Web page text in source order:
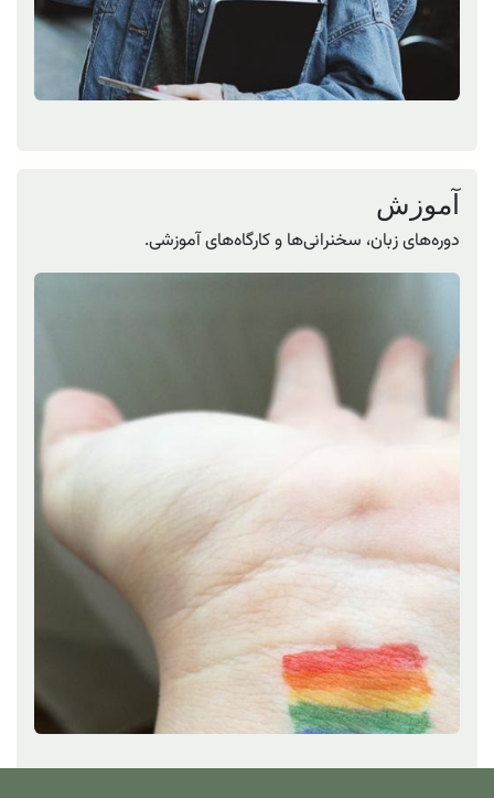
آموزش
دوره‌های زبان، سخنرانی‌ها و کارگاه‌های آموزشی.